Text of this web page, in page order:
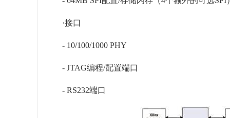
·接口
- 10/100/1000 PHY
- JTAG编程/配置端口
- RS232端口